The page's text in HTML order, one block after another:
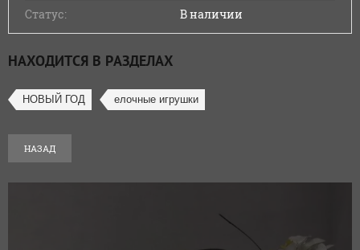
Статус:
В наличии
НАХОДИТСЯ В РАЗДЕЛАХ
НОВЫЙ ГОД елочные игрушки
НАЗАД